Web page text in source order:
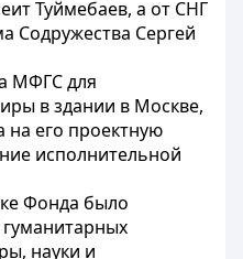
Туймебаев, а от СНГ
Содружества Сергей
МФГС для
в здании в Москве,
на его проектную
исполнительной
Фонда было
науки и